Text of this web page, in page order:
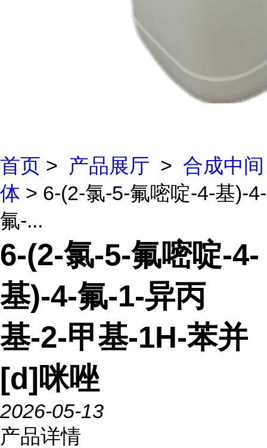
首页 > 产品展厅 > 合成中间
体 > 6-(2-氯-5-氟嘧啶-4-基)-4-
氟-...
6-(2-氯-5-氟嘧啶-4-
基)-4-氟-1-异丙
基-2-甲基-1H-苯并
[d]咪唑
2026-05-13
产品详情